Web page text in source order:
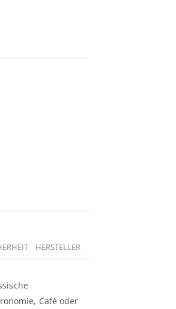
HERSTELLER
Café oder